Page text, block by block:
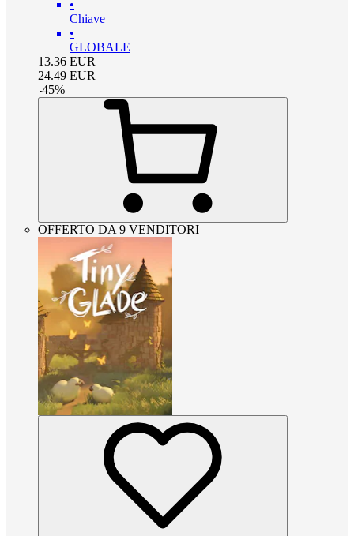
•
Chiave
•
GLOBALE
13.36 EUR
24.49 EUR
-45%
OFFERTO DA 9 VENDITORI